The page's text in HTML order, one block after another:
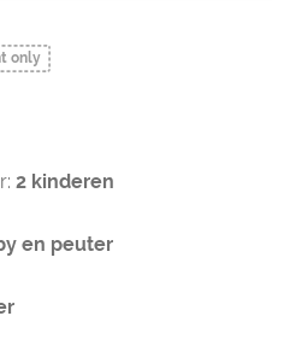
only
2 kinderen
en peuter